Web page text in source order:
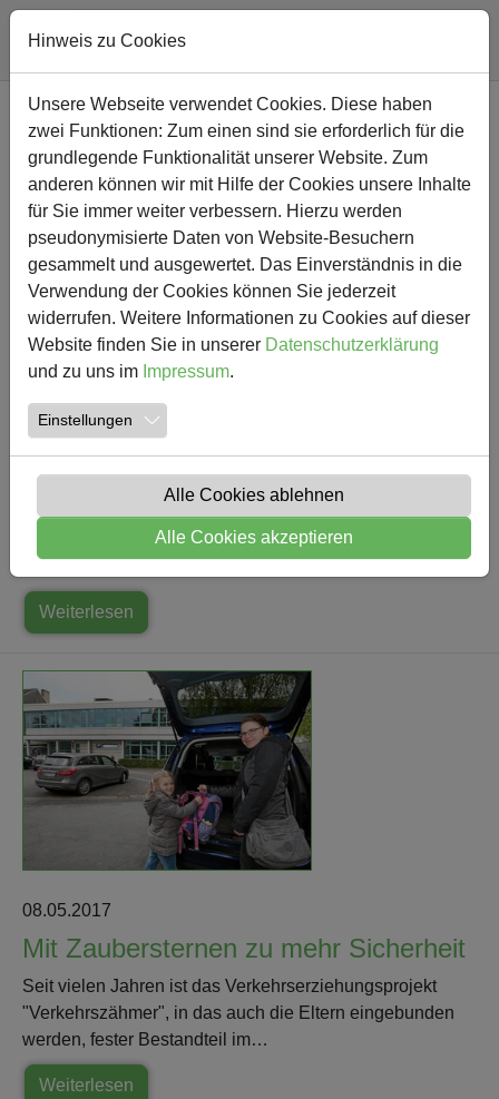
NEWS
16.05.2017
Rückblick auf unser Schulfest
Der Himmel strahlte und versüßte zahlreichen Besuchern
am letzten Samstag, 13.
Mai mit schönem Bilderbuchwetter unser
Weiterlesen
08.05.2017
Mit Zaubersternen zu mehr Sicherheit
Seit vielen Jahren ist das Verkehrserziehungsprojekt
"Verkehrszähmer", in das auch die Eltern eingebunden
werden, fester Bestandteil im…
Weiterlesen
Hinweis zu Cookies
Unsere Webseite verwendet Cookies. Diese haben
zwei Funktionen: Zum einen sind sie erforderlich für die
grundlegende Funktionalität unserer Website. Zum
anderen können wir mit Hilfe der Cookies unsere Inhalte
für Sie immer weiter verbessern. Hierzu werden
pseudonymisierte Daten von Website-Besuchern
gesammelt und ausgewertet. Das Einverständnis in die
Verwendung der Cookies können Sie jederzeit
widerrufen. Weitere Informationen zu Cookies auf dieser
Website finden Sie in unserer Datenschutzerklärung
und zu uns im Impressum.
Einstellungen
Alle Cookies ablehnen
Alle Cookies akzeptieren